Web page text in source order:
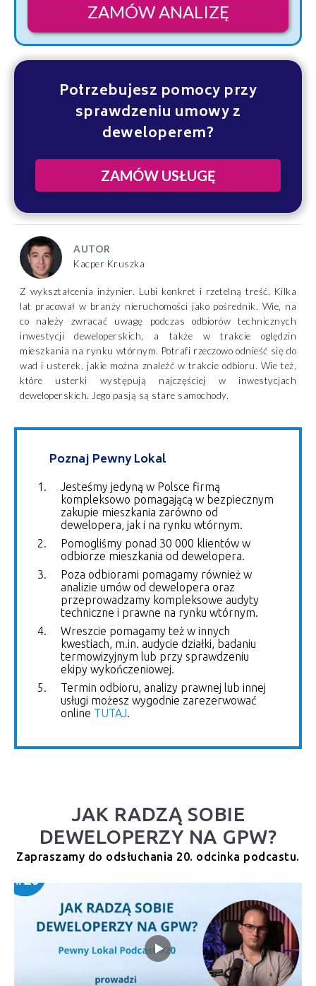
ZAMÓW ANALIZĘ
Potrzebujesz pomocy przy
sprawdzeniu umowy z
deweloperem?
ZAMÓW USŁUGĘ
AUTOR
Kacper Kruszka
Z wykształcenia inżynier. Lubi konkret i rzetelną treść. Kilka
lat pracował w branży nieruchomości jako pośrednik. Wie, na
co należy zwracać uwagę podczas odbiorów technicznych
inwestycji deweloperskich, a także w trakcie oględzin
mieszkania na rynku wtórnym. Potrafi rzeczowo odnieść się do
wad i usterek, jakie można znaleźć w trakcie odbioru. Wie też,
które usterki występują najczęściej w inwestycjach
deweloperskich. Jego pasją są stare samochody.
Poznaj Pewny Lokal
Jesteśmy jedyną w Polsce firmą
kompleksowo pomagającą w bezpiecznym
zakupie mieszkania zarówno od
dewelopera, jak i na rynku wtórnym.
Pomogliśmy ponad 30 000 klientów w
odbiorze mieszkania od dewelopera.
Poza odbiorami pomagamy również w
analizie umów od dewelopera oraz
przeprowadzamy kompleksowe audyty
techniczne i prawne na rynku wtórnym.
Wreszcie pomagamy też w innych
kwestiach, m.in. audycie działki, badaniu
termowizyjnym lub przy sprawdzeniu
ekipy wykończeniowej.
Termin odbioru, analizy prawnej lub innej
usługi możesz wygodnie zarezerwować
online TUTAJ
JAK RADZĄ SOBIE
DEWELOPERZY NA GPW?
Zapraszamy do odsłuchania 20. odcinka podcastu.